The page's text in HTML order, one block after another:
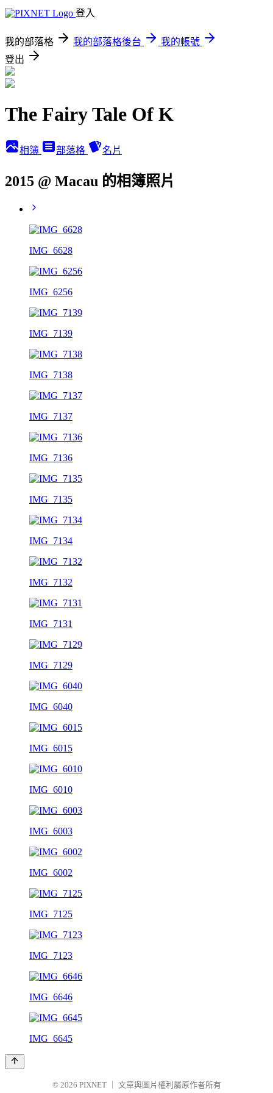
登入
我的部落格 我的部落格後台
我的帳號
登出
The Fairy Tale Of K
相簿 部落格 名片
2015 @ Macau 的相簿照片
IMG_6628
IMG_6256
IMG_7139
IMG_7138
IMG_7137
IMG_7136
IMG_7135
IMG_7134
IMG_7132
IMG_7131
IMG_7129
IMG_6040
IMG_6015
IMG_6010
IMG_6003
IMG_6002
IMG_7125
IMG_7123
IMG_6646
IMG_6645
© 2026 PIXNET
文章與圖片權利屬原作者所有